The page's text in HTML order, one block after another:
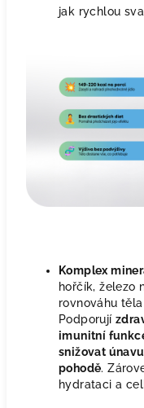
jak rychlou
Komplex
hořčík, železo
rovnováhu
Podporují
imunitní
snižovat
pohodě.
hydrataci a